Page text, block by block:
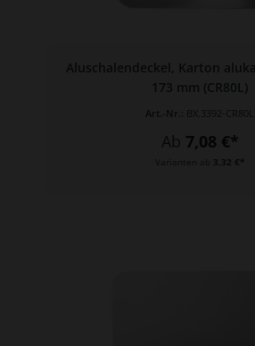
Aluschalendeckel, Karton
173 mm (CR80L)
Art.-Nr.:
Ab 7,08 €*
3,32 €*